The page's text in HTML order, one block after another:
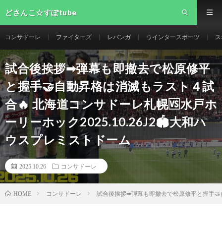
どさんこ☆すぽtube
コンサドーレ ファイターズ レバンガ ウインタースポーツ
試合後挨拶➡︎弾幕も即撤去で松原修平
と握手🤝自動昇格は消滅もラスト４試
合🔥 北海道コンサドーレ札幌🆚️水戸ホ
ーリーホック2025.10.26J2🏟️大和ハ
ウスプレミストドーム
2025.10.26 コンサドーレ
HOME コンサドーレ 試合後挨拶➡︎弾幕も即撤去で松原修平と握手